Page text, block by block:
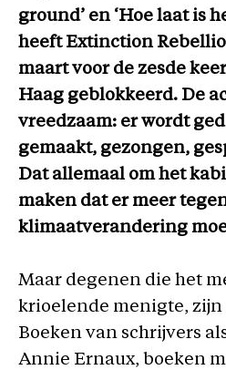
ground’ en ‘Hoe laat is
heeft Extinction
maart voor de zesde
Haag geblokkeerd. De
vreedzaam: er wordt
gemaakt, gezongen,
Dat allemaal om het
maken dat er meer
klimaatverandering
Maar degenen die het
krioelende menigte, zijn
Boeken van schrijvers
Annie Ernaux, boeken